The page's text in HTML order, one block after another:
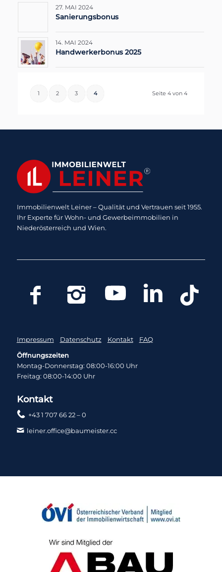
27. MAI 2024
Sanierungsbonus
14. MAI 2024
Handwerkerbonus 2025
Seite 4 von 4
1 2 3 4
Immobilienwelt Leiner – Qualität und Vertrauen seit 1955.
Ihr Experte für Wohn- und Gewerbeimmobilien in
Niederösterreich und Wien.
Impressum Datenschutz Kontakt FAQ
Öffnungszeiten
Montag-Donnerstag: 08:00-16:00 Uhr
Freitag: 08:00-14:00 Uhr
Kontakt
+43 1 707 66 22 – 0
leiner.office@baumeister.cc